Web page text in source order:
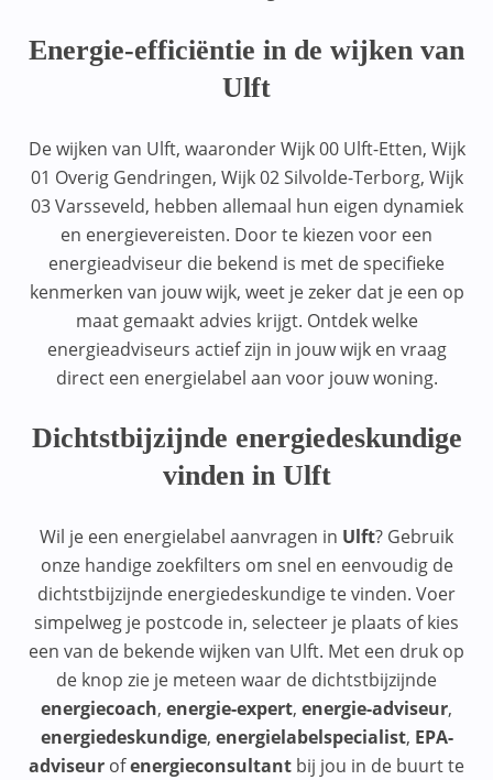
Energie-efficiëntie in de wijken van
Ulft
De wijken van Ulft, waaronder Wijk 00 Ulft-Etten, Wijk
01 Overig Gendringen, Wijk 02 Silvolde-Terborg, Wijk
03 Varsseveld, hebben allemaal hun eigen dynamiek
en energievereisten. Door te kiezen voor een
energieadviseur die bekend is met de specifieke
kenmerken van jouw wijk, weet je zeker dat je een op
maat gemaakt advies krijgt. Ontdek welke
energieadviseurs actief zijn in jouw wijk en vraag
direct een energielabel aan voor jouw woning.
Dichtstbijzijnde energiedeskundige
vinden in Ulft
Wil je een energielabel aanvragen in Ulft? Gebruik
onze handige zoekfilters om snel en eenvoudig de
dichtstbijzijnde energiedeskundige te vinden. Voer
simpelweg je postcode in, selecteer je plaats of kies
een van de bekende wijken van Ulft. Met een druk op
de knop zie je meteen waar de dichtstbijzijnde
energiecoach, energie-expert, energie-adviseur,
energiedeskundige, energielabelspecialist, EPA-
adviseur ofenergieconsultant bij jou in de buurt te